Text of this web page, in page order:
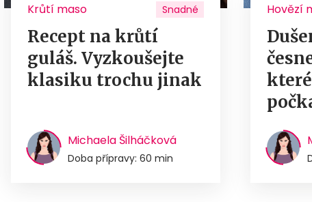
Krůtí maso Snadné
Recept na krůtí
guláš. Vyzkoušejte
klasiku trochu jinak
Michaela Šilháčková
Doba přípravy: 60 min
Hovězí